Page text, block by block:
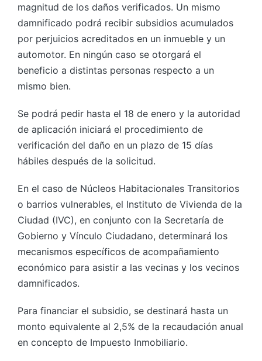
magnitud de los daños verificados. Un mismo
damnificado podrá recibir subsidios acumulados
por perjuicios acreditados en un inmueble y un
automotor. En ningún caso se otorgará el
beneficio a distintas personas respecto a un
mismo bien.
Se podrá pedir hasta el 18 de enero y la autoridad
de aplicación iniciará el procedimiento de
verificación del daño en un plazo de 15 días
hábiles después de la solicitud.
En el caso de Núcleos Habitacionales Transitorios
o barrios vulnerables, el Instituto de Vivienda de la
Ciudad (IVC), en conjunto con la Secretaría de
Gobierno y Vínculo Ciudadano, determinará los
mecanismos específicos de acompañamiento
económico para asistir a las vecinas y los vecinos
damnificados.
Para financiar el subsidio, se destinará hasta un
monto equivalente al 2,5% de la recaudación anual
en concepto de Impuesto Inmobiliario.